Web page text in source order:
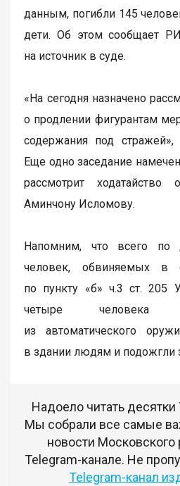
данным, погибли 145
дети. Об этом сообщает
на источник в суде.
«На сегодня назначено
о продлении фигурантам
содержания под
Еще одно заседание
рассмотрит ходатайство
Аминчону Исломову.
Напомним, что всего по
человек, обвиняемых в
по пункту «б» ч.3 ст. 205
четыре человека
из автоматического
в здании людям и подожгли
Надоело читать
Мы собрали все самые
новости Московского
Telegram-канале. Не
Telegram-канал